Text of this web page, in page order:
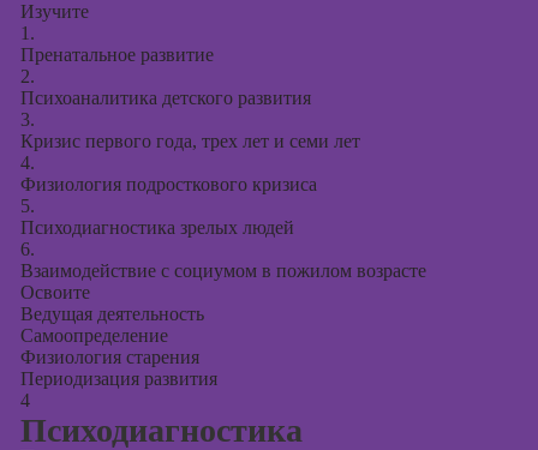
Изучите
1.
Пренатальное развитие
2.
Психоаналитика детского развития
3.
Кризис первого года, трех лет и семи лет
4.
Физиология подросткового кризиса
5.
Психодиагностика зрелых людей
6.
Взаимодействие с социумом в пожилом возрасте
Освоите
Ведущая деятельность
Самоопределение
Физиология старения
Периодизация развития
4
Психодиагностика